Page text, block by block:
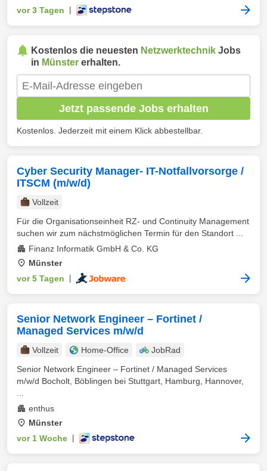
vor 3 Tagen
Kostenlos die neuesten Netzwerktechnik Jobs
in Münster erhalten.
Jetzt passende Jobs erhalten
Kostenlos. Jederzeit mit einem Klick abbestellbar.
Cyber Security Manager- IT-Notfallvorsorge /
ITSCM (m/w/d)
Vollzeit
Für die Organisationseinheit RZ- und Continuity Management
suchen wir zum nächstmöglichen Termin für den Standort ...
Finanz Informatik GmbH & Co. KG
Münster
vor 5 Tagen
Senior Network Engineer – Fortinet /
Managed Services m/w/d
Vollzeit Home-Office
JobRad
Senior Network Engineer – Fortinet / Managed Services
m/w/d Bocholt, Böblingen bei Stuttgart, Hamburg, Hannover,
enthus
Münster
vor 1 Woche